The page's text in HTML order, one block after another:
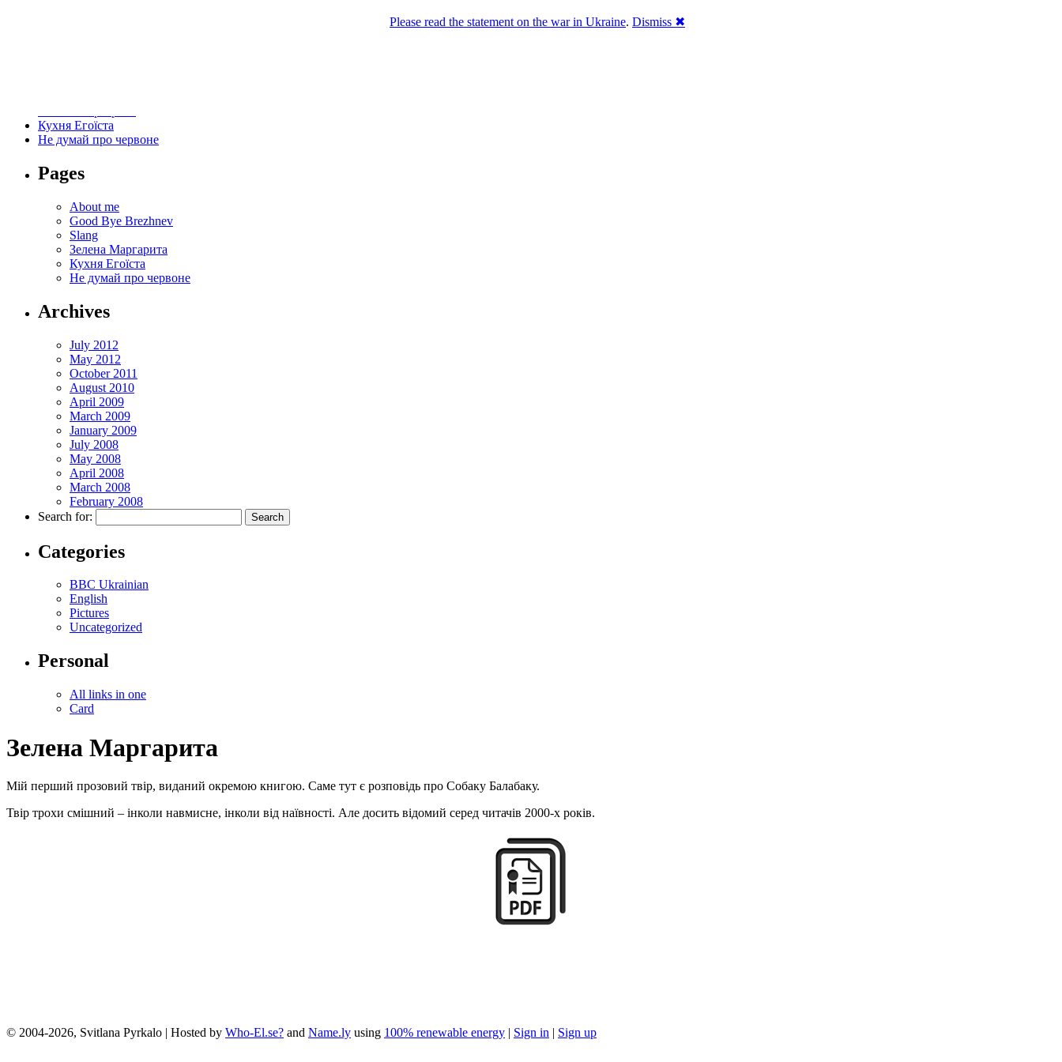
Кухня Егоїста
Не думай про червоне
Pages
About me
Good Bye Brezhnev
Slang
Зелена Маргарита
Кухня Егоїста
Не думай про червоне
Archives
July 2012
May 2012
October 2011
August 2010
April 2009
March 2009
January 2009
July 2008
May 2008
April 2008
March 2008
February 2008
Search for:
Categories
BBC Ukrainian
English
Pictures
Uncategorized
Personal
All links in one
Card
Зелена Маргарита
Мій перший прозовий твір, виданий окремою книгою. Саме тут є розповідь про Собаку Балабаку.
Твір трохи смішний – інколи навмисне, інколи від наївності. Але досить відомий серед читачів 2000-х років.
© 2004-2026, Svitlana Pyrkalo | Hosted by Who-El.se? and Name.ly using 100% renewable energy | Sign in | Sign up
Please read the statement on the war in Ukraine. Dismiss ✖